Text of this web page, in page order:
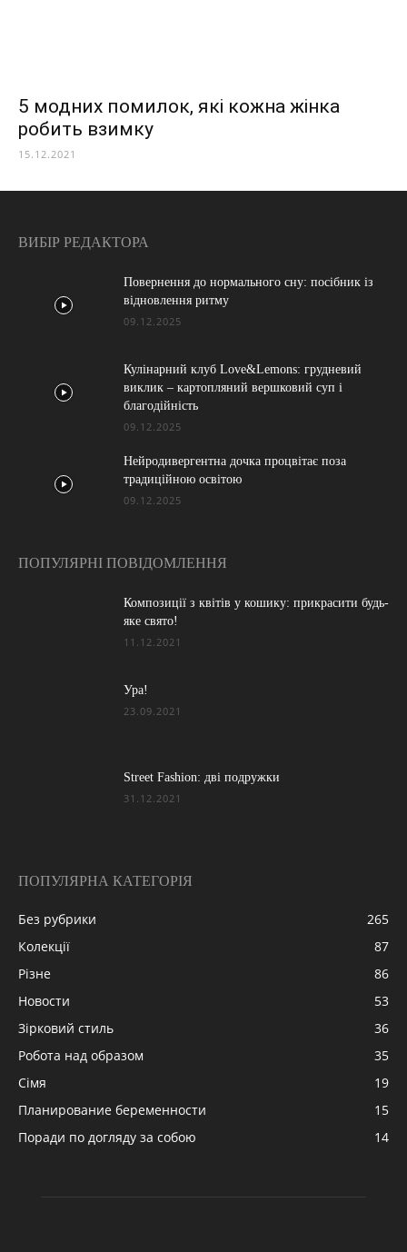
5 модних помилок, які кожна жінка
робить взимку
15.12.2021
ВИБІР РЕДАКТОРА
Повернення до нормального сну: посібник із
відновлення ритму
09.12.2025
Кулінарний клуб Love&Lemons: грудневий
виклик – картопляний вершковий суп і
благодійність
09.12.2025
Нейродивергентна дочка процвітає поза
традиційною освітою
09.12.2025
ПОПУЛЯРНІ ПОВІДОМЛЕННЯ
Композиції з квітів у кошику: прикрасити будь-
яке свято!
11.12.2021
Ура!
23.09.2021
Street Fashion: дві подружки
31.12.2021
ПОПУЛЯРНА КАТЕГОРІЯ
Без рубрики
265
Колекції
87
Різне
86
Новости
53
Зірковий стиль
36
Робота над образом
35
Сімя
19
Планирование беременности
15
Поради по догляду за собою
14